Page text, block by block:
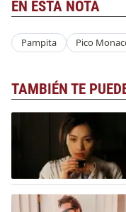
EN ESTA NOTA
Pampita Pico
TAMBIÉN TE